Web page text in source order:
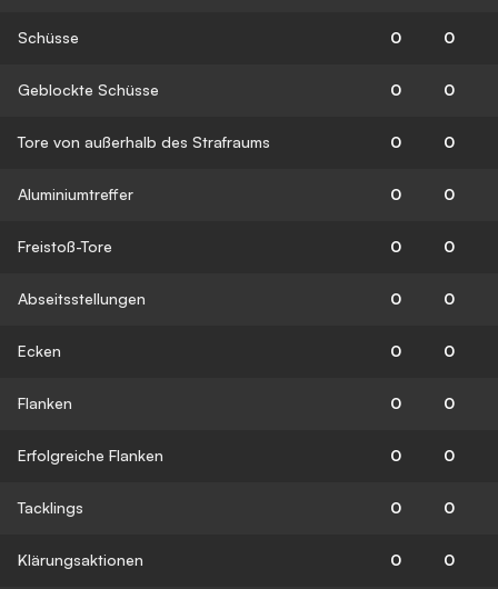
Schüsse 0 0
Geblockte Schüsse 0 0
Tore von außerhalb des Strafraums 0 0
Aluminiumtreffer 0 0
Freistoß-Tore 0 0
Abseitsstellungen 0 0
Ecken 0 0
Flanken 0 0
Erfolgreiche Flanken 0 0
Tacklings 0 0
Klärungsaktionen 0 0